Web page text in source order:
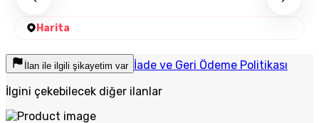
Harita
İlan ile ilgili şikayetim var İade ve Geri Ödeme Politikası
İlgini çekebilecek diğer ilanlar